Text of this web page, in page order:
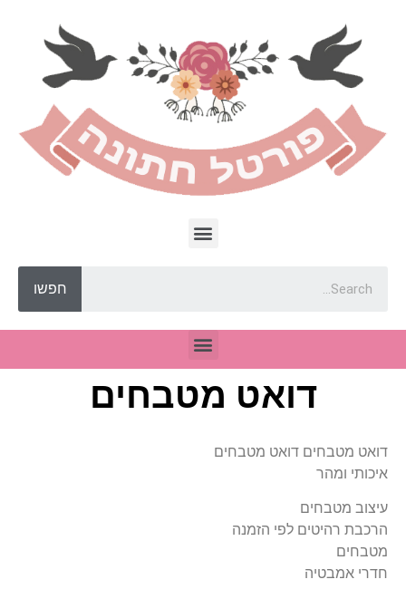
חפשו
דואט מטבחים
דואט מטבחים דואט מטבחים
איכותי ומהר
עיצוב מטבחים
הרכבת רהיטים לפי הזמנה
מטבחים
חדרי אמבטיה